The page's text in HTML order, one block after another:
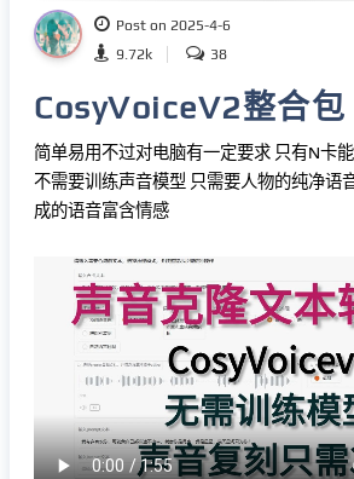
Post on 2025-4-6
9.72k
38
CosyVoiceV2整合包
简单易用不过对电脑有一定要求 只有N卡
不需要训练声音模型 只需要人物的纯净语
成的语音富含情感